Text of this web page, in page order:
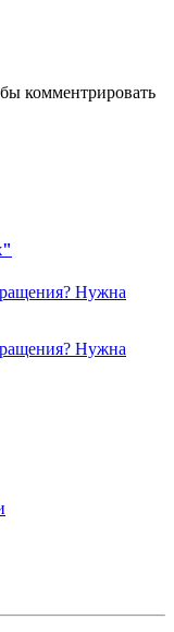
комментрировать
Нужна
Нужна